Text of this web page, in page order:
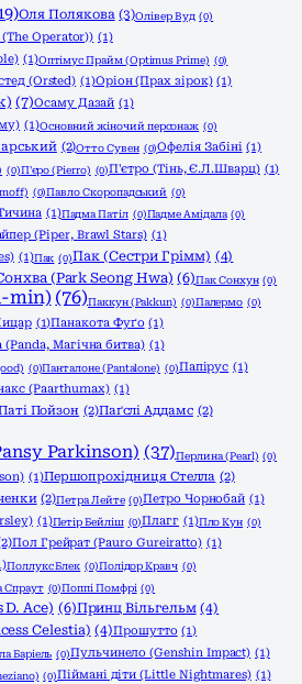
Оля Полякова (3)Олівер Вуд (0)
Operator)) (1)
(1)Оптімус Прайм (Optimus Prime) (0)
(Orsted) (1)Оріон (Прах зірок) (1)
(7)Осаму Дазай (1)
(1)Основний жіночий персонаж (0)
(2)Отто Сувен (0)Офелія Забіні (1)
(0)П'єро (Pierro) (0)П'єтро (Тінь, Є.Л.Шварц) (1)
(0)Павло Скоропадський (0)
(1)Падма Патіл (0)Падме Амідала (0)
(Piper, Brawl Stars) (1)
(1)Пак (0)Пак (Сестри Грімм) (4)
(Park Seong Hwa) (6)Пак Сонхун (0)
min) (76)Паккун (Pakkun) (0)Палермо (0)
(1)Панакота Фуґо (1)
(Panda, Магічна битва) (1)
(0)Панталоне (Pantalone) (0)Папірус (1)
(Paarthurnax) (1)
Пойзон (2)Паґслі Аддамс (2)
Parkinson) (37)Перлина (Pearl) (0)
(1)Першопрохідниця Стелла (2)
(2)Петра Лейте (0)Петро Чорнобай (1)
(1)Петір Бейліш (0)Плагг (1)Пло Кун (0)
Пол Грейрат (Pauro Gureiratto) (1)
Поллукс Блек (0)Полідор Кравч (0)
Спраут (0)Поппі Помфрі (0)
Ace) (6)Принц Вільгельм (4)
Celestia) (4)Прошутто (1)
Баріель (0)Пульчинело (Genshin Impact) (1)
(0)Піймані діти (Little Nightmares) (1)